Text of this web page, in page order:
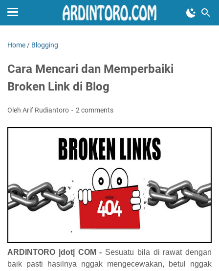
Home / Blogging
Cara Mencari dan Memperbaiki
Broken Link di Blog
Oleh Arif Rudiantoro 2 comments
ARDINTORO |dot| COM - Sesuatu bila di rawat dengan
baik pasti hasilnya nggak mengecewakan, betul nggak